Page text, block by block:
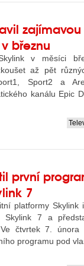
březnu
v měsíci
až pět
Sport2 a
kanálu Epic
první
7
platformy Skylink
Skylink 7 a
čtvrtek 7.
programu pod